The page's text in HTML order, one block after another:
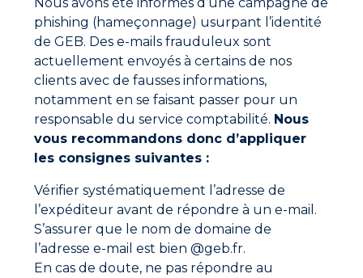
et séchés.
Déposer le produit sur toute la circonférence
des 4 premiers filets mâles (au minimum).
Lisser avec l’embout applicateur ou au doigt.
Assembler et serrer.
Ne pas repositionner.
Documentations à télécharger
Fiche technique
Fiche de données de sécurité
Fiche agrément gaz
Vidéo de présentation
phishing (hameçonnage) usurpant l’identité
de GEB. Des e-mails frauduleux sont
actuellement envoyés à certains de nos
clients avec de fausses informations,
notamment en se faisant passer pour un
responsable du service comptabilité. Nous
vous recommandons donc d’appliquer
les consignes suivantes :
Vérifier systématiquement l’adresse de
l’expéditeur avant de répondre à un e-mail.
S’assurer que le nom de domaine de
l’adresse e-mail est bien @geb.fr.
En cas de doute, ne pas répondre au